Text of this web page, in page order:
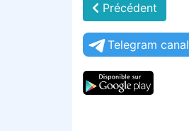
Précédent
Telegram canal